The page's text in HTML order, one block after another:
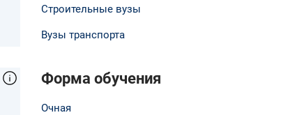
Строительные вузы
Вузы транспорта
Форма обучения
Очная